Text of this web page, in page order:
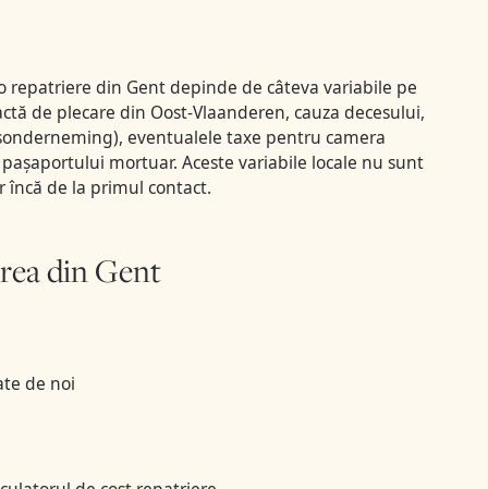
din Gent depinde de câteva variabile pe
de plecare din Oost-Vlaanderen, cauza decesului,
eventualele taxe pentru camera
mortuar. Aceste variabile locale nu sunt
încă de la primul contact.
din Gent
de noi